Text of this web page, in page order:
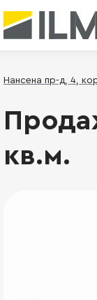
Нансена пр-д, 4,
кв.м.